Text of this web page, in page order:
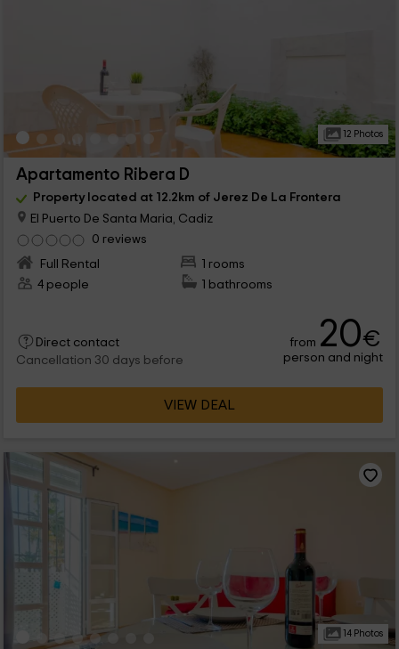
12 Photos
Apartamento Ribera D
Property located at 12.2km of Jerez De La Frontera
El Puerto De Santa Maria, Cadiz
0 reviews
Full Rental
1 rooms
4 people
1 bathrooms
Direct contact
Cancellation 30 days before
from 20€
person and night
VIEW DEAL
14 Photos